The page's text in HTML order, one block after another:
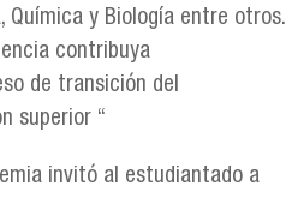
Química y Biología entre otros.
contribuya
de transición del
superior “
invitó al estudiantado a